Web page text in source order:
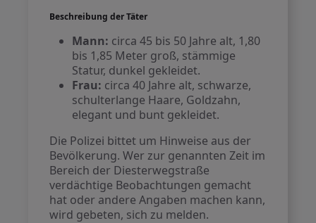
Beschreibung der Täter
Mann: circa 45 bis 50 Jahre alt, 1,80
bis 1,85 Meter groß, stämmige
Statur, dunkel gekleidet.
Frau: circa 40 Jahre alt, schwarze,
schulterlange Haare, Goldzahn,
elegant und bunt gekleidet.
Die Polizei bittet um Hinweise aus der
Bevölkerung. Wer zur genannten Zeit im
Bereich der Diesterwegstraße
verdächtige Beobachtungen gemacht
hat oder andere Angaben machen kann,
wird gebeten, sich zu melden.